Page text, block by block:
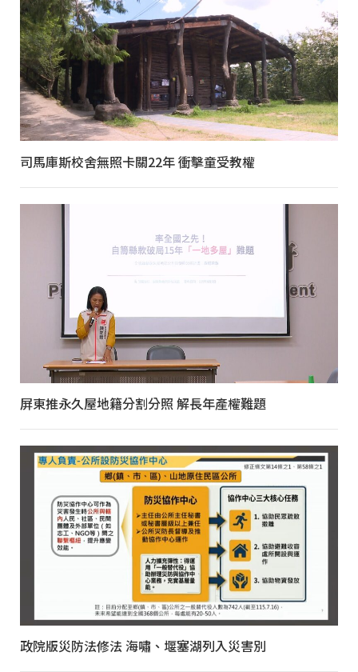
司馬庫斯校舍無照卡關22年 衝擊童受教權
屏東推永久屋地籍分割分照 解長年產權難題
政院版災防法修法 海嘯、堰塞湖列入災害別